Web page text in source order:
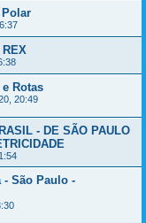
Rotas
20:49
- DE SÃO PAULO
- São Paulo -